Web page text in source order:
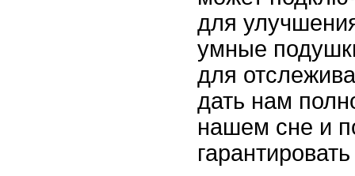
для
умные
для
дать нам
нашем сне и